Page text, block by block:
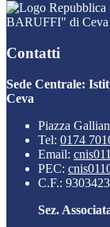
BARUFFI" di Ceva
Contatti
Sede Centrale:
Ceva
Piazza
Tel: 0174
Email:
PEC:
C.F.:
Sez.